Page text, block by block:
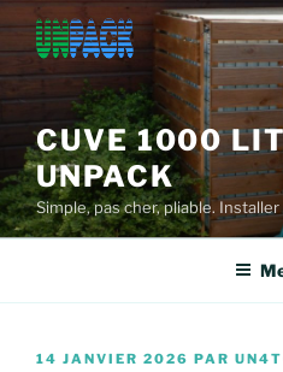
Aller
contenu
principal
CUVE 1000
UNPACK
Simple, pas cher, pliable.
PUBLIÉ
14 JANVIER 2026 PAR